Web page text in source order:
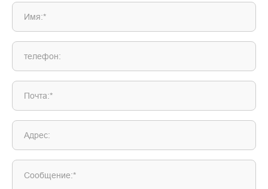
Имя:*
телефон:
Почта:*
Адрес:
Сообщение:*